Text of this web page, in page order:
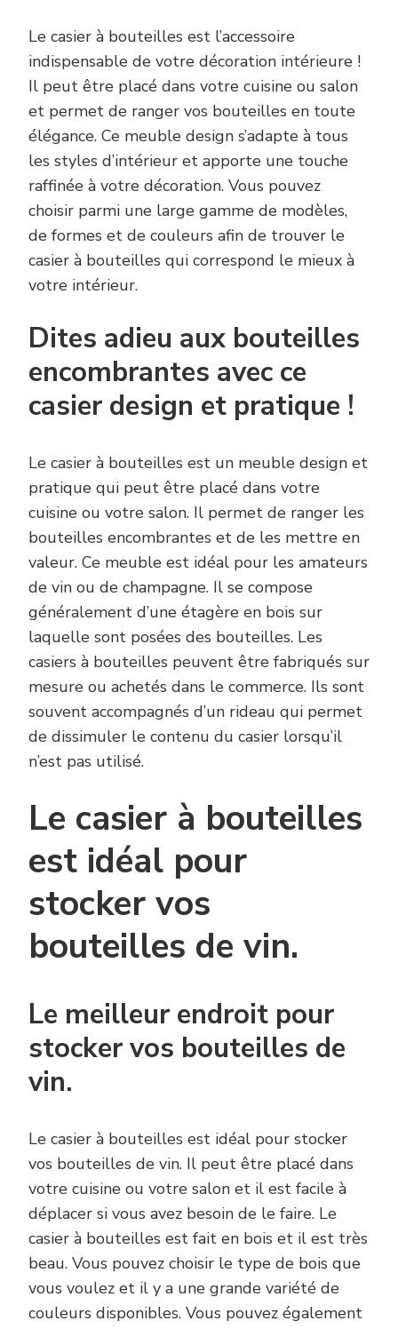
Le casier à bouteilles est l’accessoire
indispensable de votre décoration intérieure !
Il peut être placé dans votre cuisine ou salon
et permet de ranger vos bouteilles en toute
élégance. Ce meuble design s’adapte à tous
les styles d’intérieur et apporte une touche
raffinée à votre décoration. Vous pouvez
choisir parmi une large gamme de modèles,
de formes et de couleurs afin de trouver le
casier à bouteilles qui correspond le mieux à
votre intérieur.
Dites adieu aux bouteilles
encombrantes avec ce
casier design et pratique !
Le casier à bouteilles est un meuble design et
pratique qui peut être placé dans votre
cuisine ou votre salon. Il permet de ranger les
bouteilles encombrantes et de les mettre en
valeur. Ce meuble est idéal pour les amateurs
de vin ou de champagne. Il se compose
généralement d’une étagère en bois sur
laquelle sont posées des bouteilles. Les
casiers à bouteilles peuvent être fabriqués sur
mesure ou achetés dans le commerce. Ils sont
souvent accompagnés d’un rideau qui permet
de dissimuler le contenu du casier lorsqu’il
n’est pas utilisé.
Le casier à bouteilles
est idéal pour
stocker vos
bouteilles de vin.
Le meilleur endroit pour
stocker vos bouteilles de
vin.
Le casier à bouteilles est idéal pour stocker
vos bouteilles de vin. Il peut être placé dans
votre cuisine ou votre salon et il est facile à
déplacer si vous avez besoin de le faire. Le
casier à bouteilles est fait en bois et il est très
beau. Vous pouvez choisir le type de bois que
vous voulez et il y a une grande variété de
couleurs disponibles. Vous pouvez également